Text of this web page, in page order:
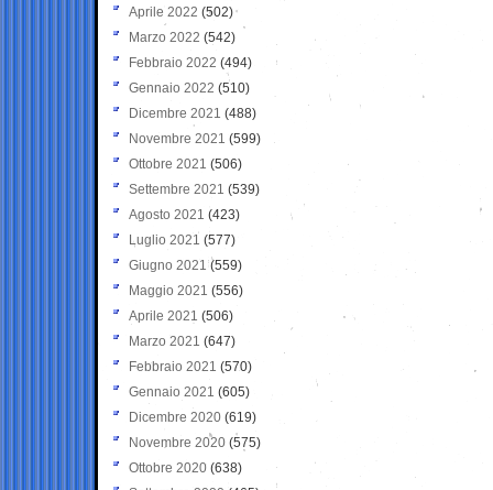
Aprile 2022 (502)
Marzo 2022 (542)
Febbraio 2022 (494)
Gennaio 2022 (510)
Dicembre 2021 (488)
Novembre 2021 (599)
Ottobre 2021 (506)
Settembre 2021 (539)
Agosto 2021 (423)
Luglio 2021 (577)
Giugno 2021(559)
Maggio 2021 (556)
Aprile 2021 (506)
Marzo 2021 (647)
Febbraio 2021 (570)
Gennaio 2021 (605)
Dicembre 2020 (619)
Novembre 2020 (575)
Ottobre 2020 (638)